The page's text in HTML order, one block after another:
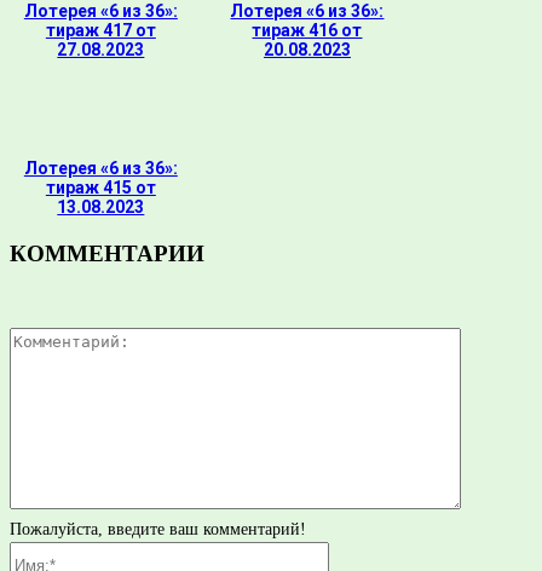
Лотерея «6 из 36»:
тираж 417 от
27.08.2023
Лотерея «6 из 36»:
тираж 416 от
20.08.2023
Лотерея «6 из 36»:
тираж 415 от
13.08.2023
КОММЕНТАРИИ
Пожалуйста, введите ваш комментарий!